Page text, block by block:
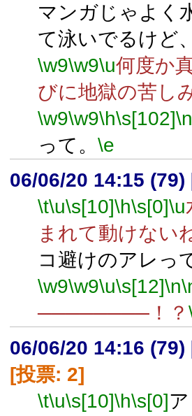
マンガじゃよく
て泳いでるけど
\w9\w9\u何度か
びに地獄の苦し
\w9\w9\h\s[102]\n
って。 \e
06/06/20 14:15 (79)
\t\u\s[10]\h\s[0]\u
まれて動けない
コ避けのアレっ
\w9\w9\u\s[12]\n
────────！？
06/06/20 14:16 (79)
[投票: 2]
\t\u\s[10]\h\s[0]